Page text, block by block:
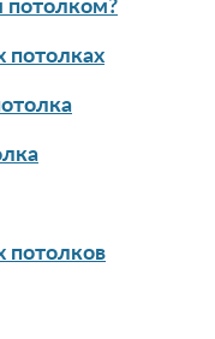
потолком?
потолков